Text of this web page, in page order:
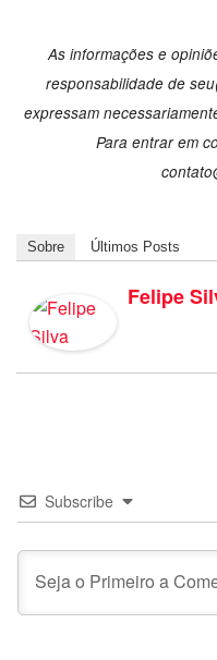
As informações e
responsabilidade de
expressam
Para entrar em
Sobre Últimos Posts
Felipe
Subscribe